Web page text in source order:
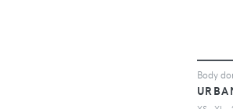
Body